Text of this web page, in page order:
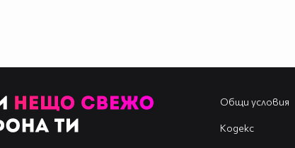
Общи условия
Кодекс